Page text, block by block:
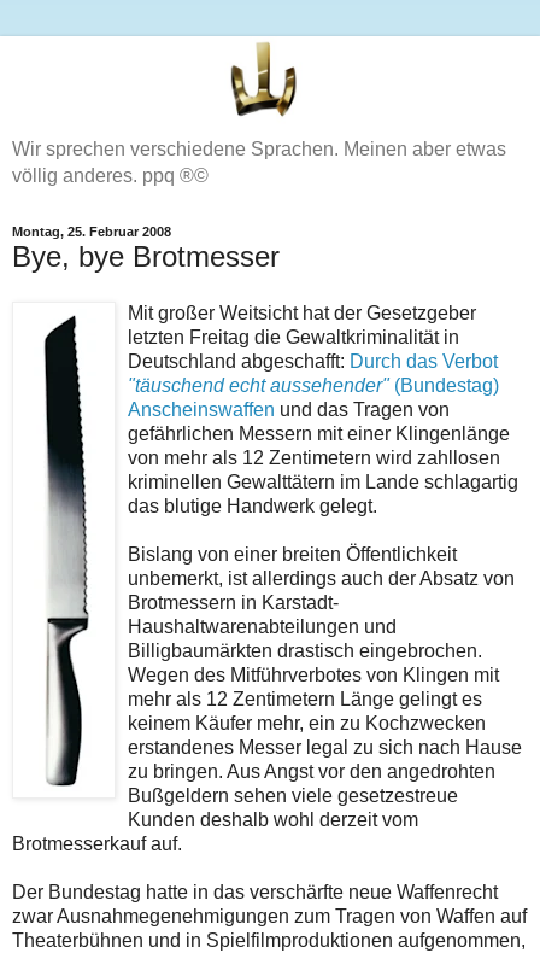
Wir sprechen verschiedene Sprachen. Meinen aber etwas
völlig anderes. ppq ®©
Montag, 25. Februar 2008
Bye, bye Brotmesser
Mit großer Weitsicht hat der Gesetzgeber
letzten Freitag die Gewaltkriminalität in
Deutschland abgeschafft: Durch das Verbot
"täuschend echt aussehender"(Bundestag)
Anscheinswaffen und das Tragen von
gefährlichen Messern mit einer Klingenlänge
von mehr als 12 Zentimetern wird zahllosen
kriminellen Gewalttätern im Lande schlagartig
das blutige Handwerk gelegt.
Bislang von einer breiten Öffentlichkeit
unbemerkt, ist allerdings auch der Absatz von
Brotmessern in Karstadt-
Haushaltwarenabteilungen und
Billigbaumärkten drastisch eingebrochen.
Wegen des Mitführverbotes von Klingen mit
mehr als 12 Zentimetern Länge gelingt es
keinem Käufer mehr, ein zu Kochzwecken
erstandenes Messer legal zu sich nach Hause
zu bringen. Aus Angst vor den angedrohten
Bußgeldern sehen viele gesetzestreue
Kunden deshalb wohl derzeit vom
Brotmesserkauf auf.
Der Bundestag hatte in das verschärfte neue Waffenrecht
zwar Ausnahmegenehmigungen zum Tragen von Waffen auf
Theaterbühnen und in Spielfilmproduktionen aufgenommen,